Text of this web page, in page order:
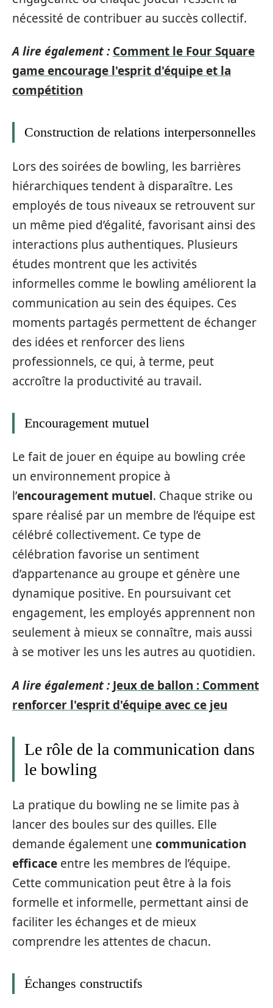
nécessité de contribuer au succès collectif.
A lire également : Comment le Four Square
game encourage l'esprit d'équipe et la
compétition
Construction de relations interpersonnelles
Lors des soirées de bowling, les barrières
hiérarchiques tendent à disparaître. Les
employés de tous niveaux se retrouvent sur
un même pied d’égalité, favorisant ainsi des
interactions plus authentiques. Plusieurs
études montrent que les activités
informelles comme le bowling améliorent la
communication au sein des équipes. Ces
moments partagés permettent de échanger
des idées et renforcer des liens
professionnels, ce qui, à terme, peut
accroître la productivité au travail.
Encouragement mutuel
Le fait de jouer en équipe au bowling crée
un environnement propice à
l’encouragement mutuel. Chaque strike ou
spare réalisé par un membre de l’équipe est
célébré collectivement. Ce type de
célébration favorise un sentiment
d’appartenance au groupe et génère une
dynamique positive. En poursuivant cet
engagement, les employés apprennent non
seulement à mieux se connaître, mais aussi
à se motiver les uns les autres au quotidien.
A lire également : Jeux de ballon : Comment
renforcer l'esprit d'équipe avec ce jeu
Le rôle de la communication dans
le bowling
La pratique du bowling ne se limite pas à
lancer des boules sur des quilles. Elle
demande également une communication
efficace entre les membres de l’équipe.
Cette communication peut être à la fois
formelle et informelle, permettant ainsi de
faciliter les échanges et de mieux
comprendre les attentes de chacun.
Échanges constructifs